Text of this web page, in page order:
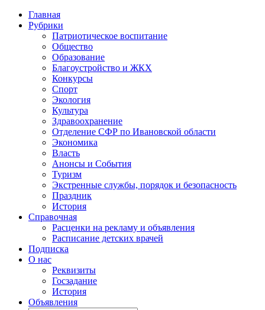
Главная
Рубрики
Патриотическое воспитание
Общество
Образование
Благоустройство и ЖКХ
Конкурсы
Спорт
Экология
Культура
Здравоохранение
Отделение СФР по Ивановской области
Экономика
Власть
Анонсы и События
Туризм
Экстренные службы, порядок и безопасность
Праздник
История
Справочная
Расценки на рекламу и объявления
Расписание детских врачей
Подписка
О нас
Реквизиты
Госзадание
История
Объявления